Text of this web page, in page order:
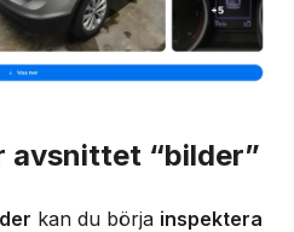
avsnittet “bilder”
kan du börja inspektera